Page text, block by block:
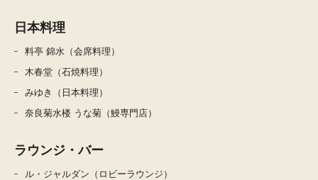
日本料理
料亭 錦水（会席料理）
木春堂（石焼料理）
みゆき（日本料理）
奈良菊水楼 うな菊（鰻専門店）
ラウンジ・バー
ル・ジャルダン（ロビーラウンジ）